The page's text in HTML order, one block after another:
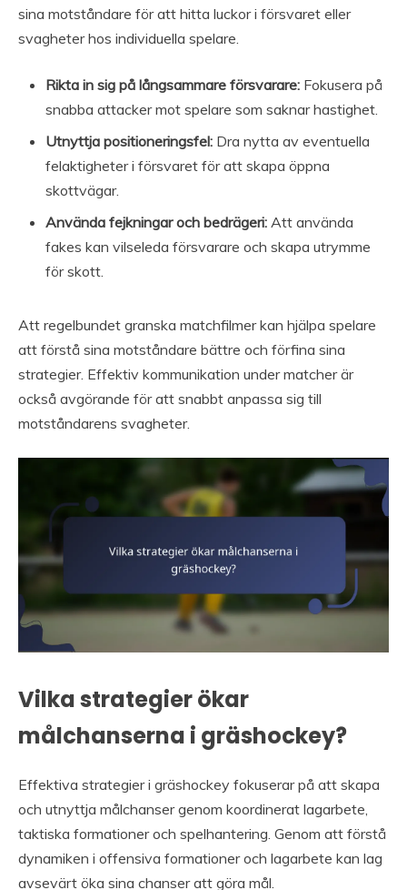
sina motståndare för att hitta luckor i försvaret eller
svagheter hos individuella spelare.
Rikta in sig på långsammare försvarare: Fokusera på
snabba attacker mot spelare som saknar hastighet.
Utnyttja positioneringsfel: Dra nytta av eventuella
felaktigheter i försvaret för att skapa öppna
skottvägar.
Använda fejkningar och bedrägeri: Att använda
fakes kan vilseleda försvarare och skapa utrymme
för skott.
Att regelbundet granska matchfilmer kan hjälpa spelare
att förstå sina motståndare bättre och förfina sina
strategier. Effektiv kommunikation under matcher är
också avgörande för att snabbt anpassa sig till
motståndarens svagheter.
Vilka strategier ökar
målchanserna i gräshockey?
Effektiva strategier i gräshockey fokuserar på att skapa
och utnyttja målchanser genom koordinerat lagarbete,
taktiska formationer och spelhantering. Genom att förstå
dynamiken i offensiva formationer och lagarbete kan lag
avsevärt öka sina chanser att göra mål.